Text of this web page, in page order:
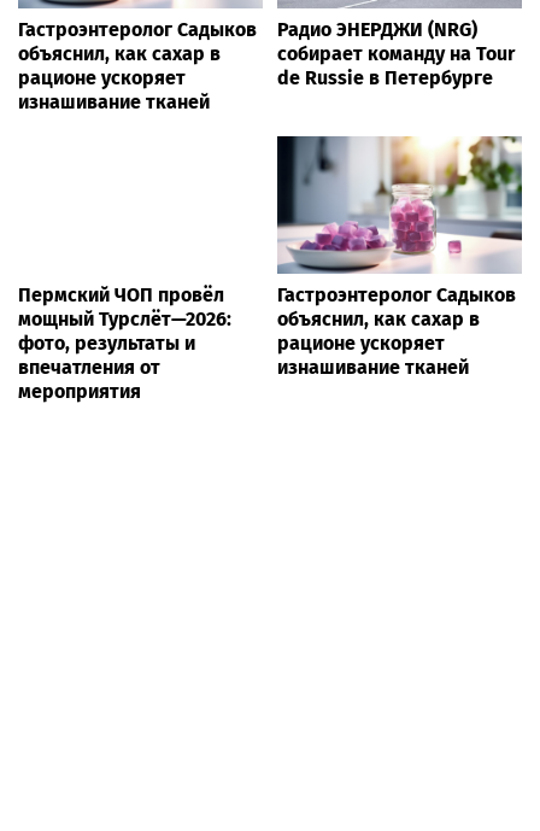
Гастроэнтеролог Садыков
объяснил, как сахар в
рационе ускоряет
изнашивание тканей
Радио ЭНЕРДЖИ (NRG)
собирает команду на Tour
de Russie в Петербурге
Пермский ЧОП провёл
мощный Турслёт—2026:
фото, результаты и
впечатления от
мероприятия
Гастроэнтеролог Садыков
объяснил, как сахар в
рационе ускоряет
изнашивание тканей